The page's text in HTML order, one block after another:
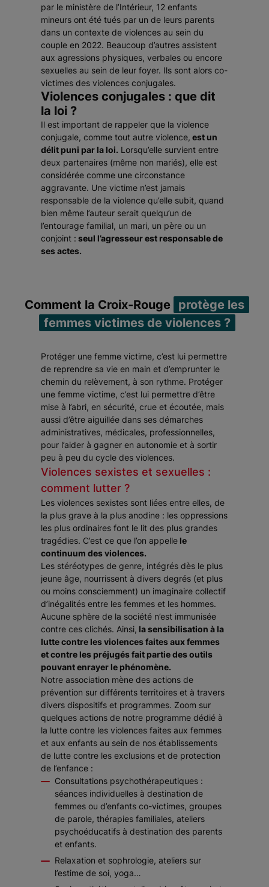
par le ministère de l’Intérieur, 12 enfants
mineurs ont été tués par un de leurs parents
dans un contexte de violences au sein du
couple en 2022. Beaucoup d’autres assistent
aux agressions physiques, verbales ou encore
sexuelles au sein de leur foyer. Ils sont alors co-
victimes des violences conjugales.
Violences conjugales : que dit
la loi ?
Il est important de rappeler que la violence
conjugale, comme tout autre violence, est un
délit puni par la loi. Lorsqu’elle survient entre
deux partenaires (même non mariés), elle est
considérée comme une circonstance
aggravante. Une victime n’est jamais
responsable de la violence qu’elle subit, quand
bien même l’auteur serait quelqu’un de
l’entourage familial, un mari, un père ou un
conjoint : seul l’agresseur est responsable de
ses actes.
Comment la Croix-Rouge
protège les
femmes victimes de violences ?
Protéger une femme victime, c’est lui permettre
de reprendre sa vie en main et d’emprunter le
chemin du relèvement, à son rythme. Protéger
une femme victime, c’est lui permettre d’être
mise à l’abri, en sécurité, crue et écoutée, mais
aussi d’être aiguillée dans ses démarches
administratives, médicales, professionnelles,
pour l’aider à gagner en autonomie et à sortir
peu à peu du cycle des violences.
Violences sexistes et sexuelles :
comment lutter ?
Les violences sexistes sont liées entre elles, de
la plus grave à la plus anodine : les oppressions
les plus ordinaires font le lit des plus grandes
tragédies. C’est ce que l’on appelle le
continuum des violences.
Les stéréotypes de genre, intégrés dès le plus
jeune âge, nourrissent à divers degrés (et plus
ou moins consciemment) un imaginaire collectif
d’inégalités entre les femmes et les hommes.
Aucune sphère de la société n’est immunisée
contre ces clichés. Ainsi, la sensibilisation à la
lutte contre les violences faites aux femmes
et contre les préjugés fait partie des outils
pouvant enrayer le phénomène.
Notre association mène des actions de
prévention sur différents territoires et à travers
divers dispositifs et programmes. Zoom sur
quelques actions de notre programme dédié à
la lutte contre les violences faites aux femmes
et aux enfants au sein de nos établissements
de lutte contre les exclusions et de protection
de l’enfance :
Consultations psychothérapeutiques :
séances individuelles à destination de
femmes ou d’enfants co-victimes, groupes
de parole, thérapies familiales, ateliers
psychoéducatifs à destination des parents
et enfants.
Relaxation et sophrologie, ateliers sur
l’estime de soi, yoga…